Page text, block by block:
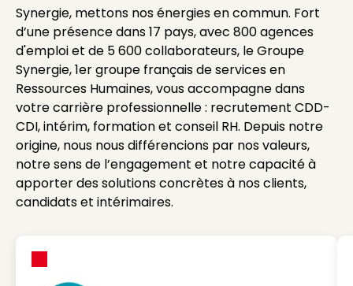
Synergie, mettons nos énergies en commun. Fort
d’une présence dans 17 pays, avec 800 agences
d'emploi et de 5 600 collaborateurs, le Groupe
Synergie, 1er groupe français de services en
Ressources Humaines, vous accompagne dans
votre carrière professionnelle : recrutement CDD-
CDI, intérim, formation et conseil RH. Depuis notre
origine, nous nous différencions par nos valeurs,
notre sens de l’engagement et notre capacité à
apporter des solutions concrètes à nos clients,
candidats et intérimaires.